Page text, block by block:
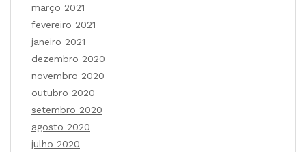
março 2021
fevereiro 2021
janeiro 2021
dezembro 2020
novembro 2020
outubro 2020
setembro 2020
agosto 2020
julho 2020